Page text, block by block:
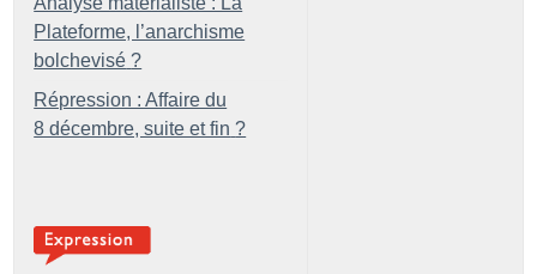
Plateforme, l’anarchisme
bolchevisé ?
Répression : Affaire du
8 décembre, suite et fin ?